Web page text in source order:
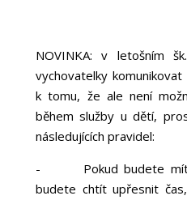
NOVINKA: v letošním
vychovatelky
k tomu, že ale není
během služby u dětí,
následujících pravidel:
- Pokud budete
budete chtít upřesnit